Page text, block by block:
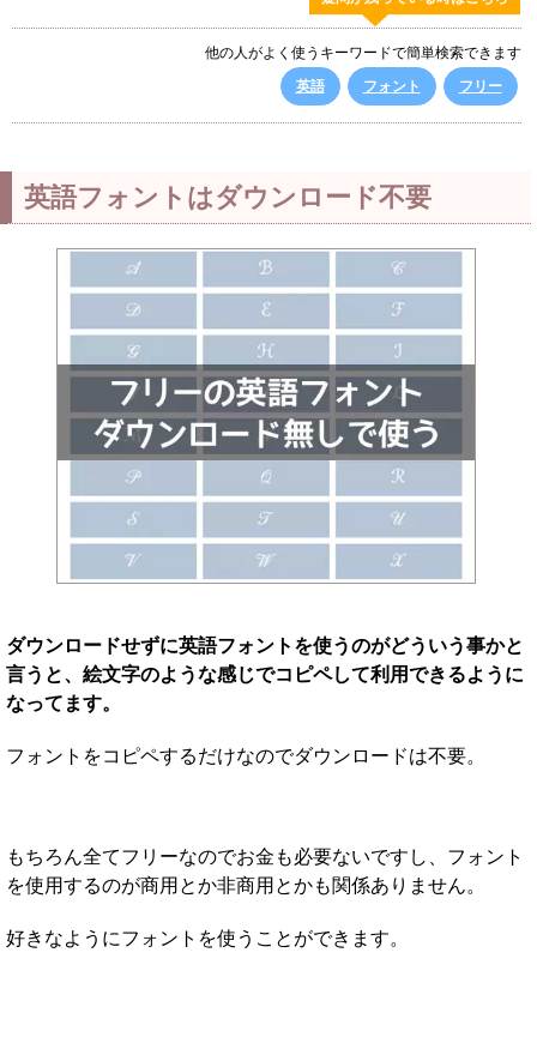
他の人がよく使うキーワードで簡単検索できます
英語
フォント フリー
英語フォントはダウンロード不要
ダウンロードせずに英語フォントを使うのがどういう事かと
言うと、絵文字のような感じでコピペして利用できるように
なってます。
フォントをコピペするだけなのでダウンロードは不要。
もちろん全てフリーなのでお金も必要ないですし、フォント
を使用するのが商用とか非商用とかも関係ありません。
好きなようにフォントを使うことができます。